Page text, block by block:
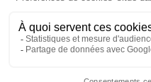
EN SAVOIR PLUS
Indice de réparabilité
Accès extranet Pulsat